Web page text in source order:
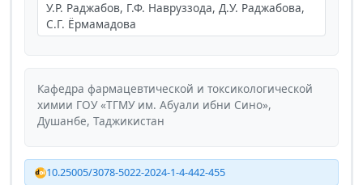
У.Р. Раджабов, Г.Ф. Навруззода, Д.У. Раджабова,
С.Г. Ёрмамадова
Кафедра фармацевтической и токсикологической
химии ГОУ «ТГМУ им. Абуали ибни Сино»,
Душанбе, Таджикистан
10.25005/3078-5022-2024-1-4-442-455